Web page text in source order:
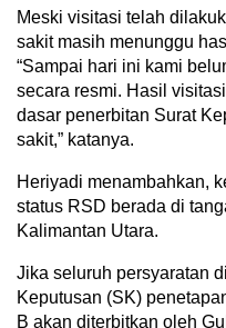
Meski visitasi telah
sakit masih menunggu
“Sampai hari ini kami
secara resmi. Hasil
dasar penerbitan Surat
sakit,” katanya.
Heriyadi menambahkan,
status RSD berada di
Kalimantan Utara.
Jika seluruh persyaratan
Keputusan (SK)
B akan diterbitkan oleh